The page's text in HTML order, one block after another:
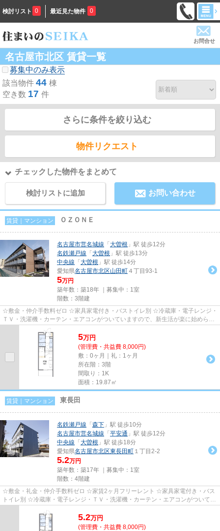
検討リスト 0 最近見た物件 0
お問合せ
名古屋市北区 賃貸一覧
募集中のみ表示
該当物件 44 棟
空き数 17 件
さらに条件を絞り込む
物件リクエスト
チェックした物件をまとめて
検討リストに追加 お問い合わせ
賃貸｜マンション ＯＺＯＮＥ
名古屋市営名城線 「 大曽根 」駅 徒歩12分
名鉄瀬戸線 「 大曽根 」駅 徒歩13分
中央線 「 大曽根 」駅 徒歩14分
愛知県名古屋市北区山田町 ４丁目93-1
5万円
築年数：築18年 ｜募集中： 1室
階数：3階建
☆敷金・仲介手数料ゼロ ☆家具家電付き・バストイレ別 ☆冷蔵庫・電子レンジ・
ＴＶ・洗濯機・カーテン・エアコンがついていますので、新生活が楽に始められ
ます。 ☆共益費に水道料込み
5万円
(管理費・共益費 8,000円)
敷：0ヶ月｜礼：1ヶ月
所在階：3階
間取り：1K
面積：19.87㎡
賃貸｜マンション 東長田
名鉄瀬戸線 「 森下 」駅 徒歩10分
名古屋市営名城線 「 平安通 」駅 徒歩12分
中央線 「 大曽根 」駅 徒歩18分
愛知県名古屋市北区東長田町 １丁目2-2
5.2万円
築年数：築17年 ｜募集中： 1室
階数：4階建
☆敷金・礼金・仲介手数料ゼロ ☆家賃2ヶ月フリーレント ☆家具家電付き・バス
トイレ別 ☆冷蔵庫・電子レンジ・ＴＶ・洗濯機・カーテン・エアコンがついてい
5.2万円
(管理費・共益費 8,000円)